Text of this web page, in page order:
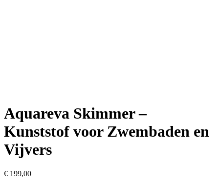
Aquareva Skimmer –
Kunststof voor Zwembaden en
Vijvers
€ 199,00